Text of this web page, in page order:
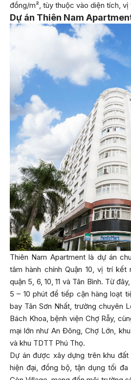
đồng/m², tùy thuộc vào diện tích, vị
Dự án Thiên Nam
Thiên Nam Apartment là dự án
tâm hành chính Quận 10, vị trí
quận 5, 6, 10, 11 và Tân Bình. Từ
5 – 10 phút để tiếp cận hàng loạt
bay Tân Sơn Nhất, trường chuyên
Bách Khoa, bệnh viện Chợ Rẫy,
mại lớn như An Đông, Chợ Lớn,
và khu TDTT Phú Thọ.
Dự án được xây dựng trên khu đất
hiện đại, đồng bộ, tận dụng tối đa